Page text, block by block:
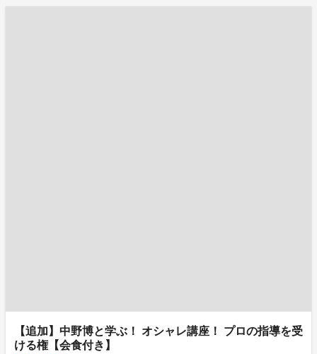
【追加】中野博と学ぶ！ オシャレ講座！ プロの指導を受
ける権【会食付き】